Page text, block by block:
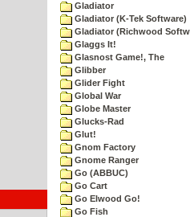
Gladiator
Gladiator (K-Tek Software)
Gladiator (Richwood
Glaggs It!
Glasnost Game!, The
Glibber
Glider Fight
Global War
Globe Master
Glucks-Rad
Glut!
Gnom Factory
Gnome Ranger
Go (ABBUC)
Go Cart
Go Elwood Go!
Go Fish